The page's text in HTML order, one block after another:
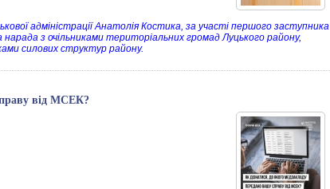
адміністрації Анатолія Костика, за участі першого заступника
з очільниками територіальних громад Луцького району,
силових структур району.
від МСЕК?